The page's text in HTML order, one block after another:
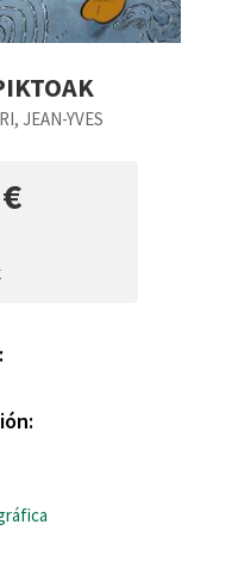
JEAN-YVES